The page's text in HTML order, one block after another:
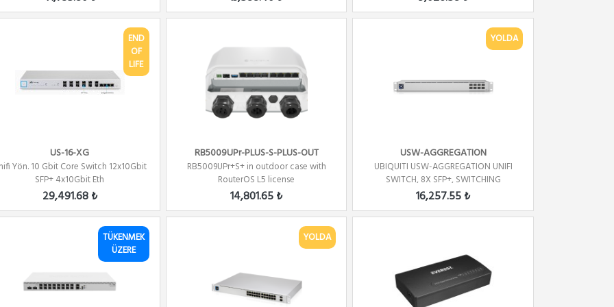
END
OF
LIFE
US-16-XG
Yön. 10 Gbit Core Switch 12x10Gbit
SFP+ 4x10Gbit Eth
29,491.68 ₺
RB5009UPr-PLUS-S-PLUS-OUT
RB5009UPr+S+ in outdoor case with
RouterOS L5 license
14,801.65 ₺
YOLDA
USW-AGGREGATION
UBIQUITI USW-AGGREGATION UNIFI
SWITCH, 8X SFP+, SWITCHING
CAPACITY...
16,257.55 ₺
TÜKENMEK
ÜZERE
YOLDA